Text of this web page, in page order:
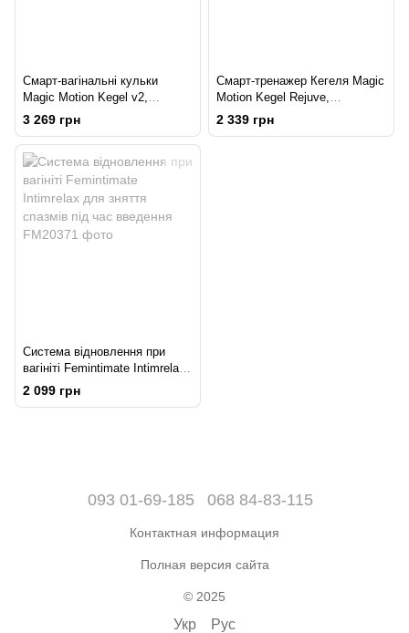
Смарт-вагінальні кульки
Magic Motion Kegel v2,
класична форма, для
тренувань і задоволення
3 269 грн
Смарт-тренажер Кегеля Magic
Motion Kegel Rejuve,
бюджетний варіант, для
тренувань і задоволення
2 339 грн
Система відновлення при
вагініті Femintimate Intimrelax
для зняття спазмів під час
введення
2 099 грн
093 01-69-185 068 84-83-115
Контактная информация
Полная версия сайта
© 2025
Укр Рус